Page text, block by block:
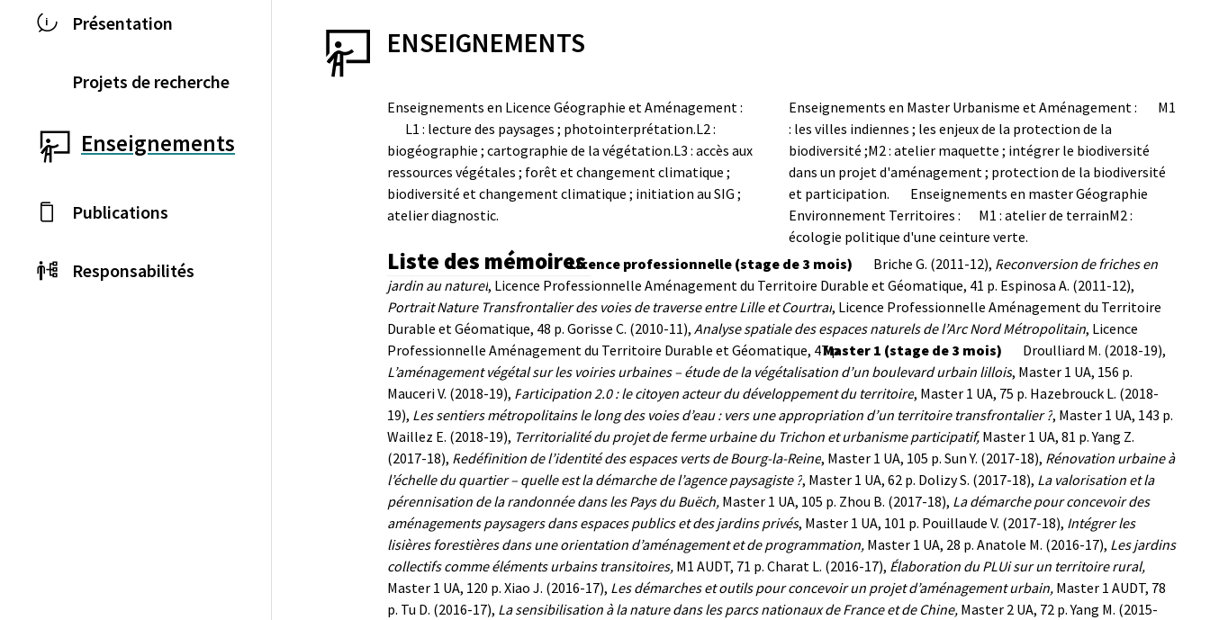
Présentation
Projets de recherche
Enseignements
Publications
Responsabilités
ENSEIGNEMENTS
Enseignements en Licence Géographie et Aménagement :
L1 : lecture des paysages ; photointerprétation.L2 :
biogéographie ; cartographie de la végétation.L3 : accès aux
ressources végétales ; forêt et changement climatique ;
biodiversité et changement climatique ; initiation au SIG ;
atelier diagnostic.
Enseignements en Master Urbanisme et Aménagement :
M1
: les villes indiennes ; les enjeux de la protection de la
biodiversité ;M2 : atelier maquette ; intégrer le biodiversité
dans un projet d'aménagement ; protection de la biodiversité
et participation.
Enseignements en master Géographie
Environnement Territoires :
M1 : atelier de terrainM2 :
écologie politique d'une ceinture verte.
Liste des mémoiresLicence professionnelle (stage de 3 mois) Briche G. (2011-12), Reconversion de friches en
jardin au naturel, Licence Professionnelle Aménagement du Territoire Durable et Géomatique, 41 p. Espinosa A. (2011-12),
Portrait Nature Transfrontalier des voies de traverse entre Lille et Courtrai, Licence Professionnelle Aménagement du Territoire
Durable et Géomatique, 48 p. Gorisse C. (2010-11), Analyse spatiale des espaces naturels de l’Arc Nord Métropolitain, Licence
Professionnelle Aménagement du Territoire Durable et Géomatique, 47 p.Master 1 (stage de 3 mois)
Droulliard M. (2018-19),
L’aménagement végétal sur les voiries urbaines – étude de la végétalisation d’un boulevard urbain lillois, Master 1 UA, 156 p.
Mauceri V. (2018-19), Participation2.0 : le citoyen acteur du développement du territoire, Master 1 UA, 75 p. Hazebrouck L. (2018-
19), Les sentiers métropolitains le long des voies d’eau : vers une appropriation d’un territoire transfrontalier ?, Master 1 UA, 143 p.
Waillez E. (2018-19), Territorialité du projet de ferme urbaine du Trichon et urbanisme participatif, Master 1 UA, 81 p. Yang Z.
(2017-18), Redéfinition de l’identité des espaces verts de Bourg-la-Reine, Master 1 UA, 105 p. Sun Y. (2017-18), Rénovation urbaine à
l’échelle du quartier – quelle est la démarche de l’agence paysagiste ?, Master 1 UA, 62 p. Dolizy S. (2017-18), La valorisation et la
pérennisation de la randonnée dans les Pays du Buëch, Master 1 UA, 105 p. Zhou B. (2017-18), La démarche pour concevoir des
aménagements paysagers dans espaces publics et des jardins privés, Master 1 UA, 101 p. Pouillaude V. (2017-18), Intégrer les
lisières forestières dans une orientation d’aménagement et de programmation, Master 1 UA, 28 p. Anatole M. (2016-17), Les jardins
collectifs comme éléments urbains transitoires, M1 AUDT, 71 p. Charat L. (2016-17), Élaboration du PLUi sur un territoire rural,
Master 1 UA, 120 p. Xiao J. (2016-17), Les démarches et outils pour concevoir un projet d’aménagement urbain, Master 1 AUDT, 78
p. Tu D. (2016-17), La sensibilisation à la nature dans les parcs nationaux de France et de Chine, Master 2 UA, 72 p. Yang M. (2015-